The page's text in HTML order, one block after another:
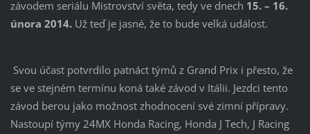
závodem seriálu Mistrovství světa, tedy ve dnech 15. – 16.
února 2014. Už teď je jasné, že to bude velká událost.
Svou účast potvrdilo patnáct týmů z Grand Prix i přesto, že
se ve stejném termínu koná také závod v Itálii. Jezdci tento
závod berou jako možnost zhodnocení své zimní přípravy.
Nastoupí týmy 24MX Honda Racing, Honda J Tech, J Racing